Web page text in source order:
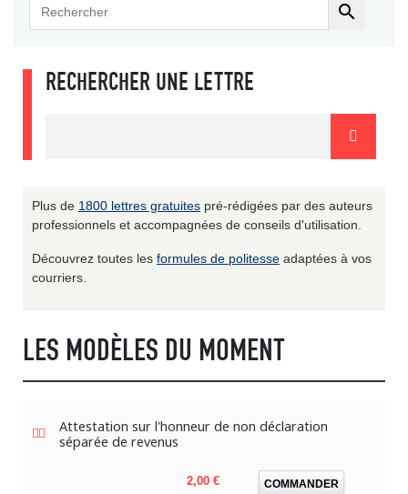

RECHERCHER UNE LETTRE
Plus de 1800 lettres gratuites pré-rédigées par des auteurs
professionnels et accompagnées de conseils d'utilisation.
Découvrez toutes les formules de politesse adaptées à vos
courriers.
LES MODÈLES DU MOMENT
Attestation sur l'honneur de non déclaration
séparée de revenus
Prix
2,00 € COMMANDER